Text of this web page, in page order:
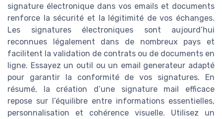
signature électronique dans vos emails et documents
renforce la sécurité et la légitimité de vos échanges.
Les signatures électroniques sont aujourd’hui
reconnues légalement dans de nombreux pays et
facilitent la validation de contrats ou de documents en
ligne. Essayez un outil ou un email generateur adapté
pour garantir la conformité de vos signatures. En
résumé, la création d’une signature mail efficace
repose sur l’équilibre entre informations essentielles,
personnalisation et cohérence visuelle. Utilisez un